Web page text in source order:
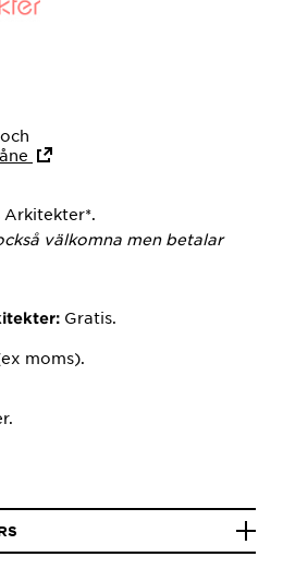
och
välkomna men betalar
Gratis.
moms).